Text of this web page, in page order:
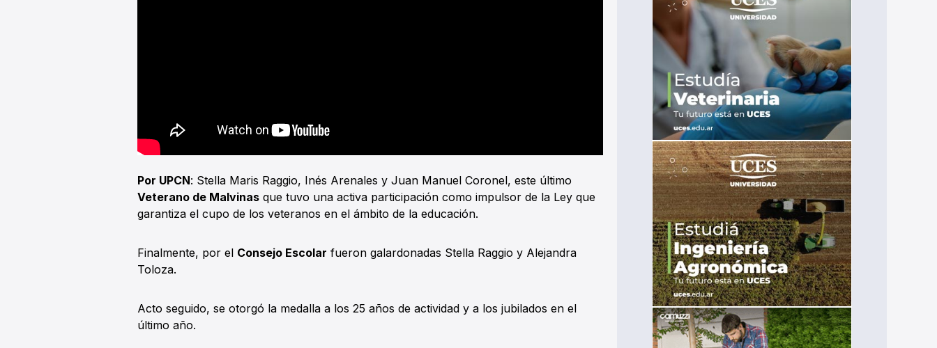
Por UPCN: Stella Maris Raggio, Inés Arenales y Juan Manuel Coronel, este último
Veterano de Malvinas que tuvo una activa participación como impulsor de la Ley que
garantiza el cupo de los veteranos en el ámbito de la educación.
Finalmente, por el Consejo Escolar fueron galardonadas Stella Raggio y Alejandra
Toloza.
Acto seguido, se otorgó la medalla a los 25 años de actividad y a los jubilados en el
último año.